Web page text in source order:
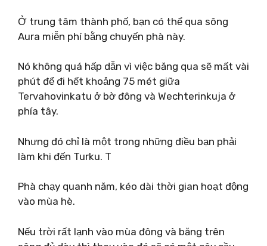
Ở trung tâm thành phố, bạn có thể qua sông
Aura miễn phí bằng chuyến phà này.
Nó không quá hấp dẫn vì việc băng qua sẽ mất vài
phút để đi hết khoảng 75 mét giữa
Tervahovinkatu ở bờ đông và Wechterinkuja ở
phía tây.
Nhưng đó chỉ là một trong những điều bạn phải
làm khi đến Turku. T
Phà chạy quanh năm, kéo dài thời gian hoạt động
vào mùa hè.
Nếu trời rất lạnh vào mùa đông và băng trên